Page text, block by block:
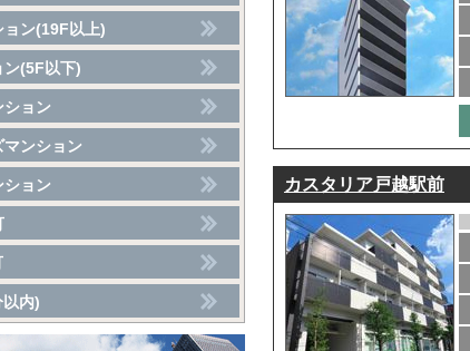
カスタリア戸越駅前
ョン(19F以上)
ン(5F以下)
ション
ンション
ション
内)